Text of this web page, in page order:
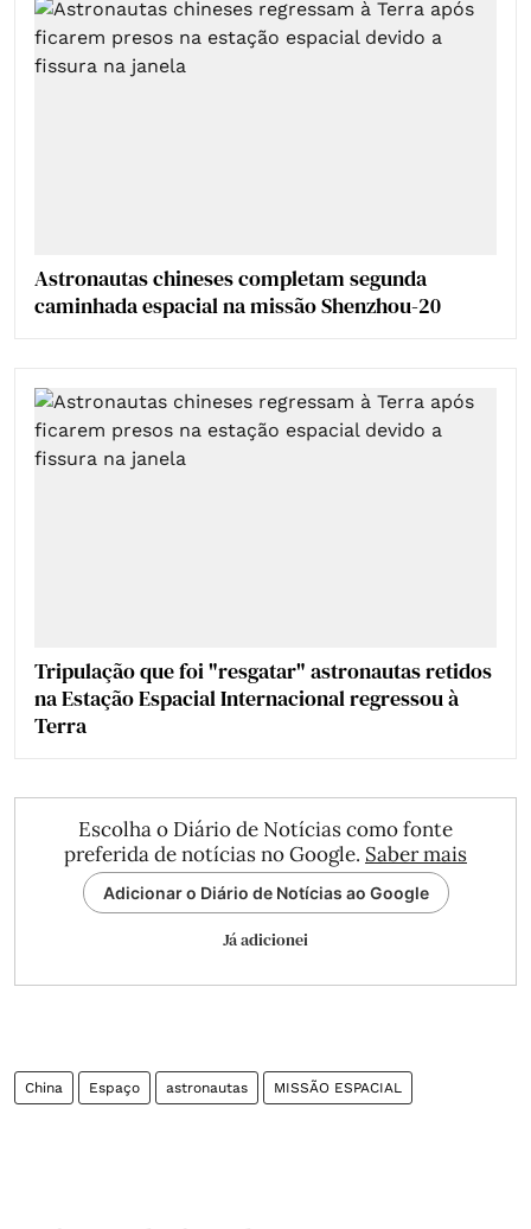
Astronautas chineses completam segunda
caminhada espacial na missão Shenzhou-20
Tripulação que foi "resgatar" astronautas retidos
na Estação Espacial Internacional regressou à
Terra
Escolha o Diário de Notícias como fonte
preferida de notícias no Google. Saber mais
Adicionar o Diário de Notícias ao Google
Já adicionei
China Espaço astronautas MISSÃO ESPACIAL